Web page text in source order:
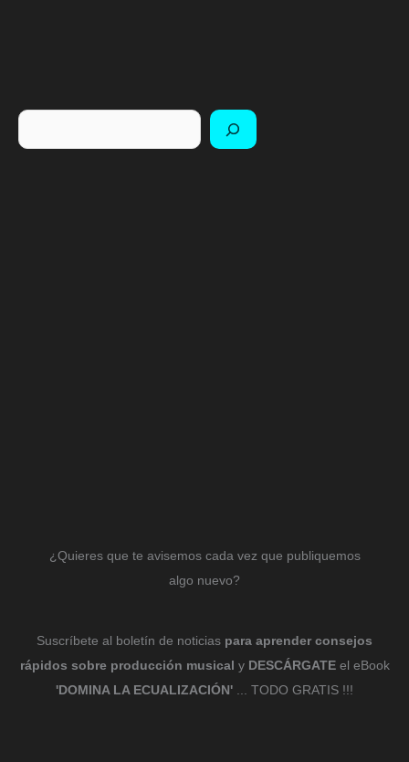
Buscar
¿Quieres que te avisemos cada vez que publiquemos
algo nuevo?
Suscríbete al boletín de noticias para aprender consejos
rápidos sobre producción musical y DESCÁRGATEel eBook
'DOMINA LA ECUALIZACIÓN' ... TODO GRATIS !!!